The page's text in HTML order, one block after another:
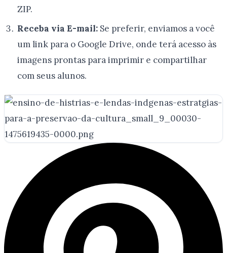
ZIP.
Receba via E-mail:Se preferir, enviamos a você
um link para o Google Drive, onde terá acesso às
imagens prontas para imprimir e compartilhar
com seus alunos.